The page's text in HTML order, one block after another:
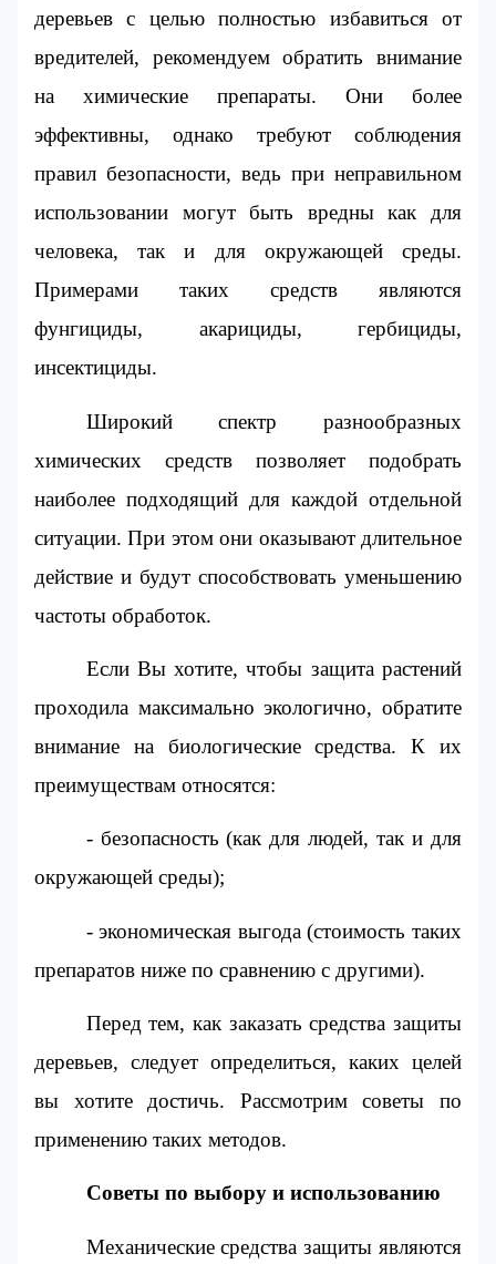
деревьев с целью полностью избавиться от
вредителей, рекомендуем обратить внимание
на химические препараты. Они более
эффективны, однако требуют соблюдения
правил безопасности, ведь при неправильном
использовании могут быть вредны как для
человека, так и для окружающей среды.
Примерами таких средств являются
фунгициды, акарициды, гербициды,
инсектициды.
Широкий спектр разнообразных
химических средств позволяет подобрать
наиболее подходящий для каждой отдельной
ситуации. При этом они оказывают длительное
действие и будут способствовать уменьшению
частоты обработок.
Если Вы хотите, чтобы защита растений
проходила максимально экологично, обратите
внимание на биологические средства. К их
преимуществам относятся:
- безопасность (как для людей, так и для
окружающей среды);
- экономическая выгода (стоимость таких
препаратов ниже по сравнению с другими).
Перед тем, как заказать средства защиты
деревьев, следует определиться, каких целей
вы хотите достичь. Рассмотрим советы по
применению таких методов.
Советы по выбору и использованию
Механические средства защиты являются